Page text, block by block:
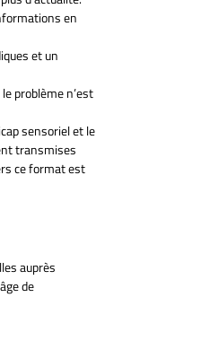
en
et un
problème n’est
sensoriel et le
transmises
ce format est
auprès
de